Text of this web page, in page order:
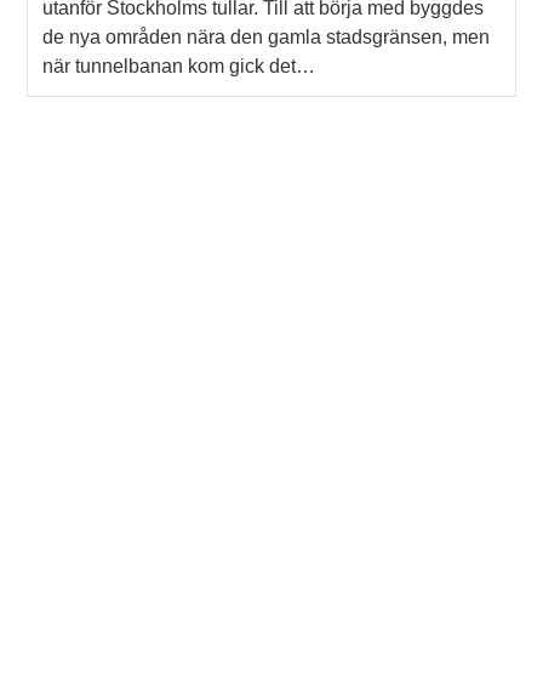
utanför Stockholms tullar. Till att börja med byggdes
de nya områden nära den gamla stadsgränsen, men
när tunnelbanan kom gick det…